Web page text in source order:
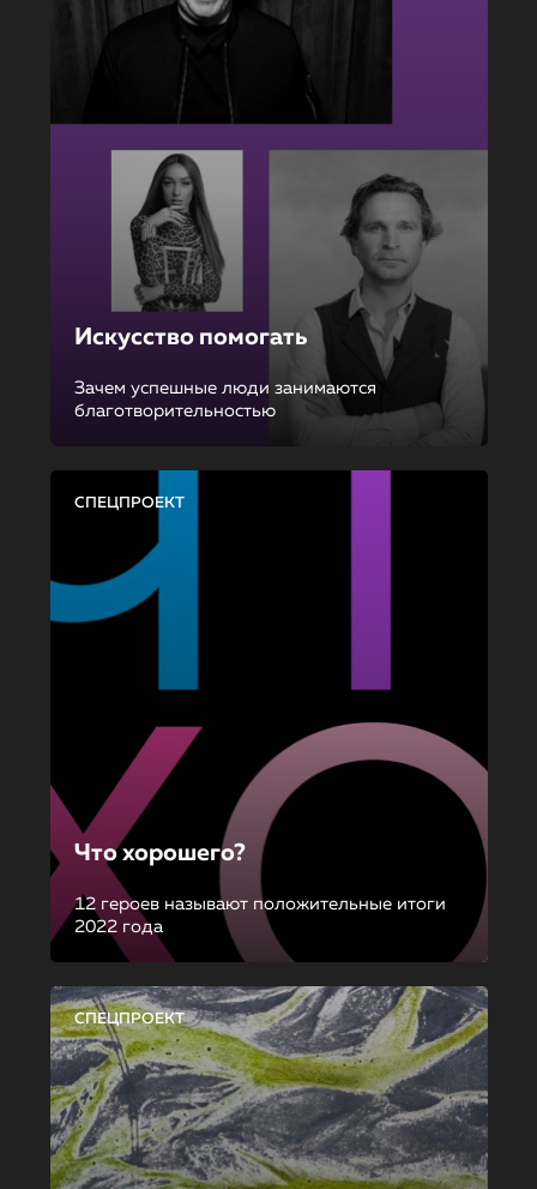
Искусство помогать
Зачем успешные люди занимаются
благотворительностью
СПЕЦПРОЕКТ
Что хорошего?
12 героев называют положительные итоги
2022 года
СПЕЦПРОЕКТ